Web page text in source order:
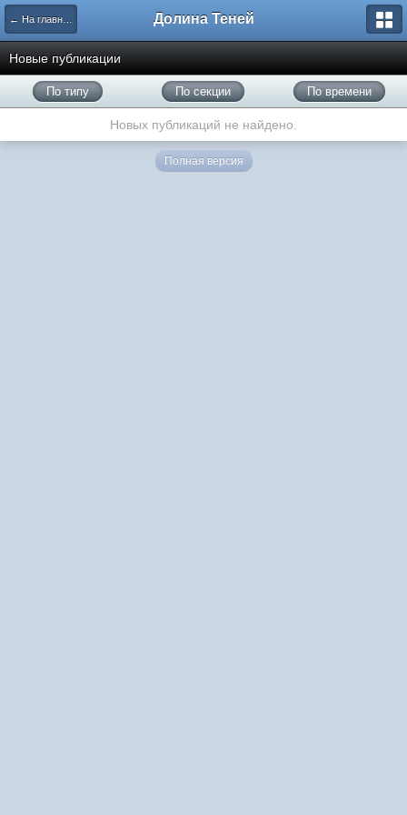
← На главную Долина Теней
Новые публикации
По типу По секции По времени
Новых публикаций не найдено.
Полная версия